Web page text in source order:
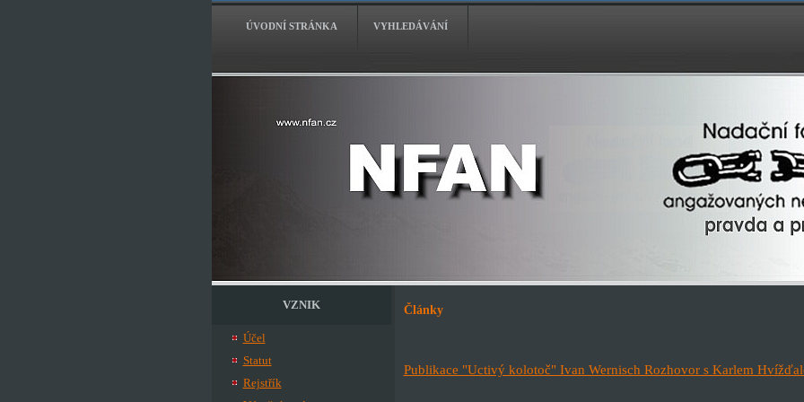
ÚVODNÍ STRÁNKA VYHLEDÁVÁNÍ
VZNIK
Účel
Statut
Rejstřík
Články
Publikace "Uctivý kolotoč" Ivan Wernisch Rozhovor s Karlem